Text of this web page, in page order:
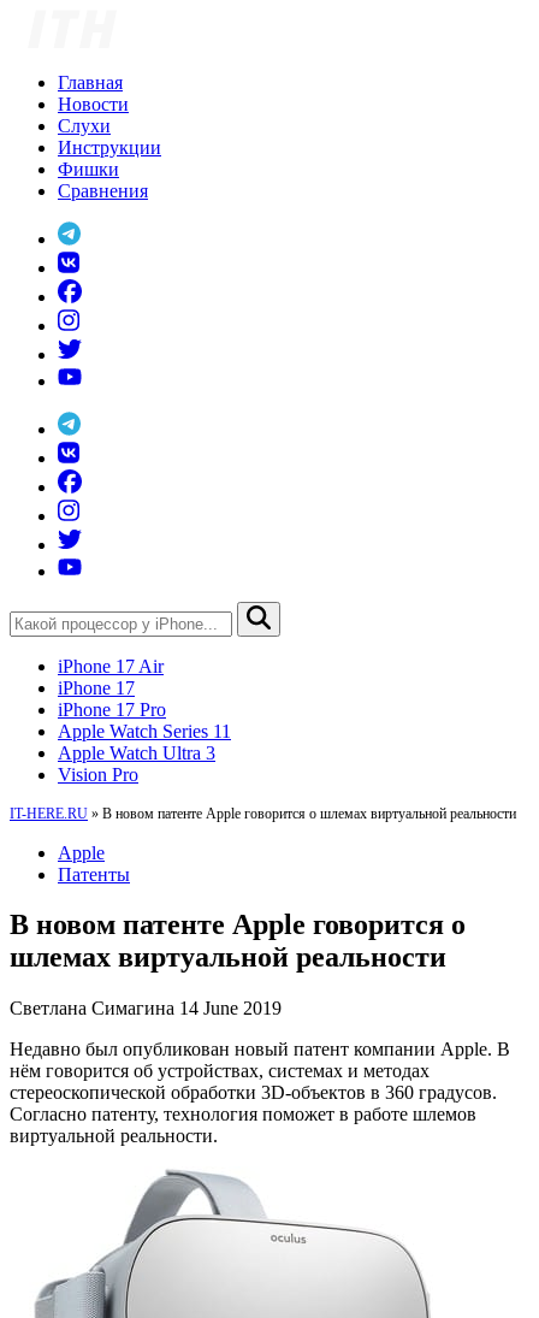
Главная
Новости
Слухи
Инструкции
Фишки
Сравнения
iPhone 17 Air
iPhone 17
iPhone 17 Pro
Apple Watch Series 11
Apple Watch Ultra 3
Vision Pro
IT-HERE.RU » В новом патенте Apple говорится о шлемах виртуальной реальности
Apple
Патенты
В новом патенте Apple говорится о
шлемах виртуальной реальности
Светлана Симагина 14 June 2019
Недавно был опубликован новый патент компании Apple. В
нём говорится об устройствах, системах и методах
стереоскопической обработки 3D-объектов в 360 градусов.
Согласно патенту, технология поможет в работе шлемов
виртуальной реальности.